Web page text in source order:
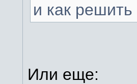
и как
Или еще: